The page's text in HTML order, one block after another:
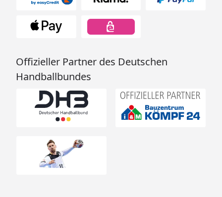
Offizieller Partner des Deutschen
Handballbundes